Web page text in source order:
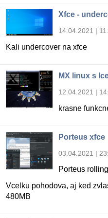
Xfce -
14.04.2021 |
Kali undercover na xfce
MX linux s
12.04.2021 |
krasne
Porteus xfce
03.04.2021 |
Porteus
Vcelku pohodova, aj ked
480MB